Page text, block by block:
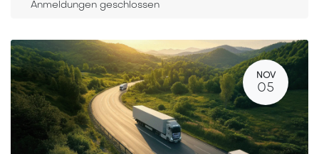
Anmeldungen geschlossen
NOV
05